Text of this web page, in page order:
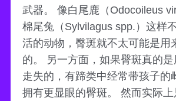
武器。 像白尾鹿（Odocoileus
棉尾兔（Sylvilagus spp.）这样
活的动物，臀斑就不太可能是用
的。 另一方面，如果臀斑真的
走失的，有蹄类中经常带孩子的
拥有更显眼的臀斑。 然而实际